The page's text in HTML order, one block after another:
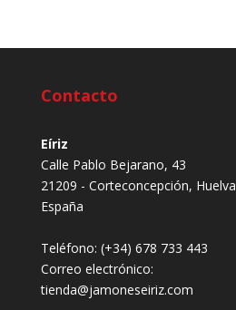
Contacto
Eíriz
Calle Pablo Bejarano, 43
21209 - Corteconcepción, Huelva
España
Teléfono: (+34) 678 733 443
Correo electrónico:
tienda@jamoneseiriz.com